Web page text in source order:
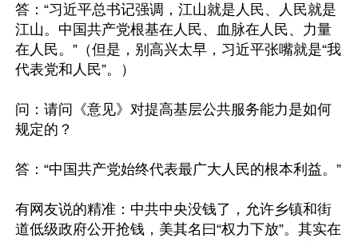
答：“习近平总书记强调，江山就是人民、人民就是
江山。中国共产党根基在人民、血脉在人民、力量
在人民。”（但是，别高兴太早，习近平张嘴就是“我
代表党和人民”。）
问：请问《意见》对提高基层公共服务能力是如何
规定的？
答：“中国共产党始终代表最广大人民的根本利益。”
有网友说的精准：中共中央没钱了，允许乡镇和街
道低级政府公开抢钱，美其名曰“权力下放”。其实在